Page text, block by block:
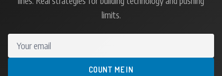
limits.
COUNT ME IN